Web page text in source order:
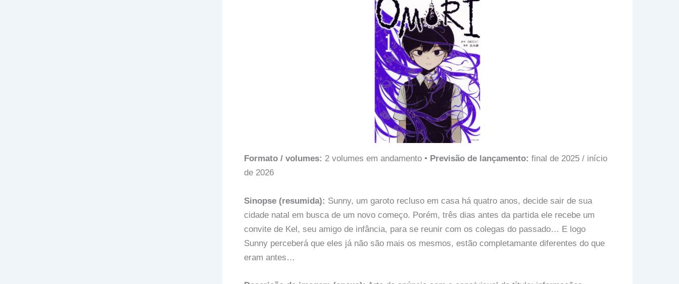
Formato / volumes: 2 volumes em andamento • Previsão de lançamento: final de 2025 / início
de 2026
Sinopse (resumida): Sunny, um garoto recluso em casa há quatro anos, decide sair de sua
cidade natal em busca de um novo começo. Porém, três dias antes da partida ele recebe um
convite de Kel, seu amigo de infância, para se reunir com os colegas do passado… E logo
Sunny perceberá que eles já não são mais os mesmos, estão completamante diferentes do que
eram antes…